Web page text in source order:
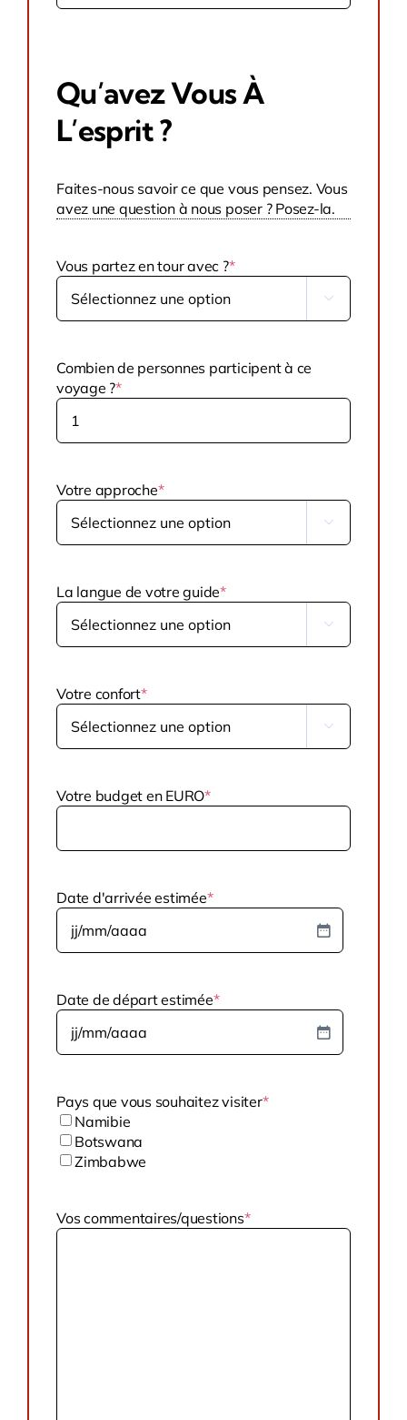
Unis
Qu’avez Vous À
L’esprit ?
Faites-nous savoir ce que vous pensez. Vous
avez une question à nous poser ? Posez-la.
Vous partez en tour avec ?*

Combien de personnes participent à ce
voyage ?*
Votre approche*

La langue de votre guide*

Votre confort*

Votre budget en EURO*
Date d'arrivée estimée*
slash
slash
AAAA
Date de départ estimée*
slash
slash
AAAA
Pays que vous souhaitez visiter*
Namibie
Botswana
Zimbabwe
Vos commentaires/questions*